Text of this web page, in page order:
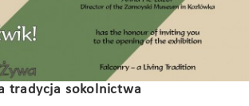
tradycja sokolnictwa